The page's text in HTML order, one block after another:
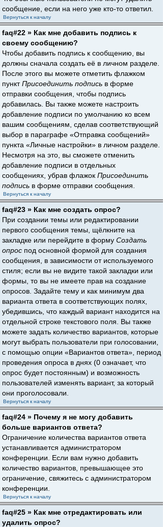
сообщение, если на него уже кто-то ответил.
Вернуться к началу
faq#22 » Как мне добавить подпись к
своему сообщению?
Чтобы добавить подпись к сообщению, вы
должны сначала создать её в личном разделе.
После этого вы можете отметить флажком
пунктПрисоединить подпись в форме
отправки сообщения, чтобы подпись
добавилась. Вы также можете настроить
добавление подписи по умолчанию ко всем
вашим сообщениям, сделав соответствующий
выбор в параграфе «Отправка сообщений»
пункта «Личные настройки» в личном разделе.
Несмотря на это, вы сможете отменить
добавление подписи в отдельных
сообщениях, убрав флажок Присоединить
подпись в форме отправки сообщения.
Вернуться к началу
faq#23 » Как мне создать опрос?
При создании темы или редактировании
первого сообщения темы, щёлкните на
закладке или перейдите в форму Создать
опрос под основной формой для создания
сообщения, в зависимости от используемого
стиля; если вы не видите такой закладки или
формы, то вы не имеете прав на создание
опросов. Задайте тему и как минимум два
варианта ответа в соответствующих полях,
убедившись, что каждый вариант находится на
отдельной строке текстового поля. Вы также
можете задать количество вариантов, которые
могут выбрать пользователи при голосовании,
с помощью опции «Вариантов ответа», период
проведения опроса в днях (0 означает, что
опрос будет постоянным) и возможность
пользователей изменять вариант, за который
они проголосовали.
Вернуться к началу
faq#24 » Почему я не могу добавить
больше вариантов ответа?
Ограничение количества вариантов ответа
устанавливается администратором
конференции. Если вам нужно добавить
количество вариантов, превышающее это
ограничение, свяжитесь с администратором
конференции.
Вернуться к началу
faq#25 » Как мне отредактировать или
удалить опрос?